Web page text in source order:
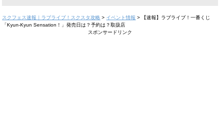
スクフェス速報｜ラブライブ！スクスタ攻略 > イベント情報 >
【速報】ラブライブ！一番くじ
「Kyun-Kyun Sensation！」発売日は？予約は？取扱店
スポンサードリンク